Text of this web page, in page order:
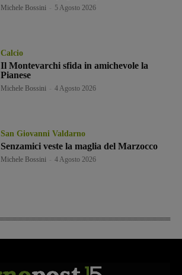
Michele Bossini 5 Agosto 2026
Calcio
Il Montevarchi sfida in amichevole la
Pianese
Michele Bossini 4 Agosto 2026
San Giovanni Valdarno
Senzamici veste la maglia del Marzocco
Michele Bossini 4 Agosto 2026